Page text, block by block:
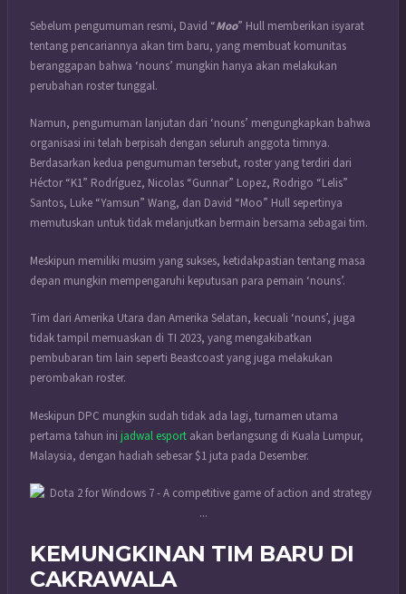
Sebelum pengumuman resmi, David “Moo” Hull memberikan isyarat
tentang pencariannya akan tim baru, yang membuat komunitas
beranggapan bahwa ‘nouns’ mungkin hanya akan melakukan
perubahan roster tunggal.
Namun, pengumuman lanjutan dari ‘nouns’ mengungkapkan bahwa
organisasi ini telah berpisah dengan seluruh anggota timnya.
Berdasarkan kedua pengumuman tersebut, roster yang terdiri dari
Héctor “K1” Rodríguez, Nicolas “Gunnar” Lopez, Rodrigo “Lelis”
Santos, Luke “Yamsun” Wang, dan David “Moo” Hull sepertinya
memutuskan untuk tidak melanjutkan bermain bersama sebagai tim.
Meskipun memiliki musim yang sukses, ketidakpastian tentang masa
depan mungkin mempengaruhi keputusan para pemain ‘nouns’.
Tim dari Amerika Utara dan Amerika Selatan, kecuali ‘nouns’, juga
tidak tampil memuaskan di TI 2023, yang mengakibatkan
pembubaran tim lain seperti Beastcoast yang juga melakukan
perombakan roster.
Meskipun DPC mungkin sudah tidak ada lagi, turnamen utama
pertama tahun ini jadwal esport akan berlangsung di Kuala Lumpur,
Malaysia, dengan hadiah sebesar $1 juta pada Desember.
KEMUNGKINAN TIM BARU DI
CAKRAWALA